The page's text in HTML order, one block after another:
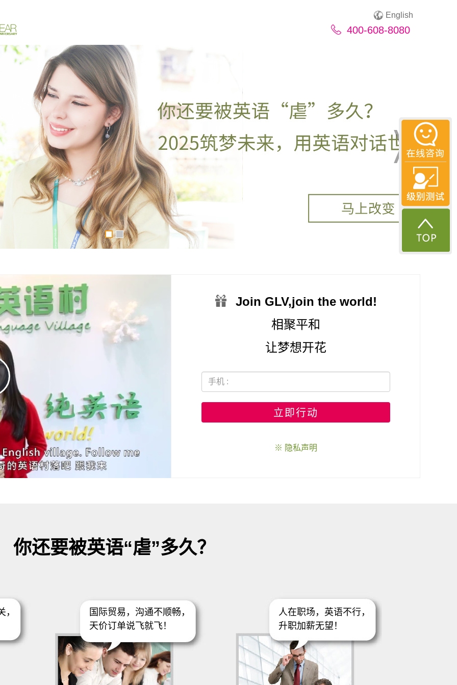
English
400-608-8080
Join GLV,join the world!
相聚平和
让梦想开花
立即行动
※ 隐私声明
你还要被英语“虐”多久？
国际贸易，沟通不顺畅，
天价订单说飞就飞！
人在职场，英语不行，
升职加薪无望！